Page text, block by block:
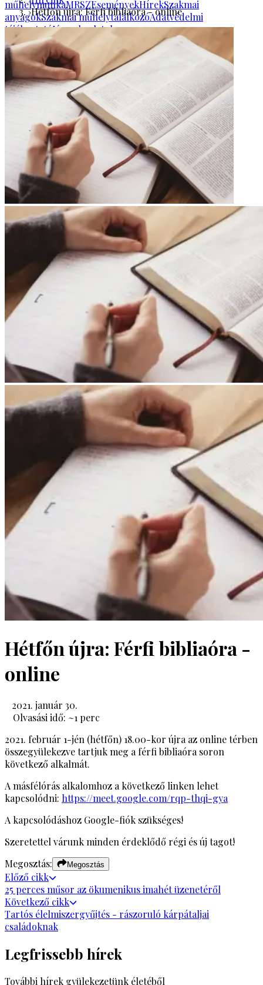
műhelymunkaMRSZEseményekHírekSzakmai
anyagokSzakmai műhelytalálkozóAdatvédelmi
tájékoztatóJó gyakorlatok
Hétfőn újra: Férfi bibliaóra - online
Hétfőn újra: Férfi bibliaóra -
online
2021. január 30.
Olvasási idő: ~1 perc
2021. február 1-jén (hétfőn) 18.00-kor újra az online térben
összegyülekezve tartjuk meg a férfi bibliaóra soron
következő alkalmát.
A másfélórás alkalomhoz a következő linken lehet
kapcsolódni: https://meet.google.com/rqp-thqi-gya
A kapcsolódáshoz Google-fiók szükséges!
Szeretettel várunk minden érdeklődő régi és új tagot!
Megosztás:
Megosztás
Előző cikk
25 perces műsor az ökumenikus imahét üzenetéről
Következő cikk
Tartós élelmiszergyűjtés - rászoruló kárpátaljai
családoknak
Legfrissebb hírek
További hírek gyülekezetünk életéből